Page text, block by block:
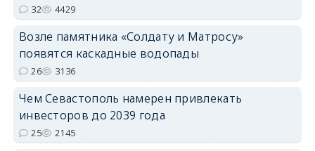
32 4429
Возле памятника «Солдату и Матросу»
появятся каскадные водопады
26 3136
Чем Севастополь намерен привлекать
инвесторов до 2039 года
25 2145